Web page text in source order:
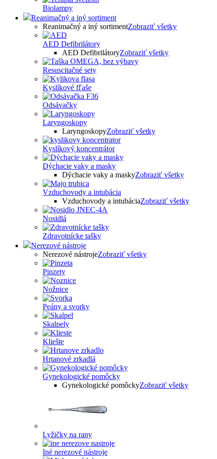
Biolampy
Reanimačný a iný sortiment
Reanimačný a iný sortimentZobraziť všetky
AED Defibrilátory
AED DefibrilátoryZobraziť všetky
Resuscitačné sety
Kyslíkové fľaše
Odsávačky
Laryngoskopy
LaryngoskopyZobraziť všetky
Kyslíkový koncentrátor
Dýchacie vaky a masky
Dýchacie vaky a maskyZobraziť všetky
Vzduchovody a intubácia
Vzduchovody a intubáciaZobraziť všetky
Nosidlá
Zdravotnícke tašky
Nerezové nástroje
Nerezové nástrojeZobraziť všetky
Pinzety
Nožnice
Peány a svorky
Skalpely
Kliešte
Hrtanové zrkadlá
Gynekologické pomôcky
Gynekologické pomôckyZobraziť všetky
Lyžičky na rany
Iné nerezové nástroje